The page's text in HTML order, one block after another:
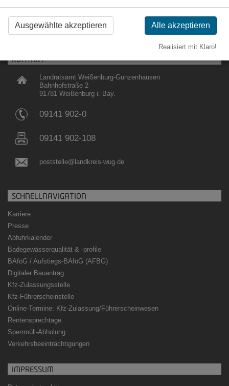
KONTAKT
Landratsamt Weißenburg-Gunzenhausen
Bahnhofstraße 2
91781 Weißenburg i. Bay.
09141 902-0
09141 902-108
poststelle@landkreis-wug.de
SCHNELLNAVIGATION
Karriere
Presse
Abfuhrkalender
Badegewässerqualität & -profile
BAföG / Aufstiegs-BAföG (AFBG)
Digitaler Bauantrag
Kfz-Zulassungsstelle
Kfz-Führerscheinstelle
Online-Termine: Kfz-Zulassung/Führerscheinwesen
Rentensprechtage
Sperrmüll-Abholung
Verkehrsbeeinträchtigungen
IMPRESSUM
Ausgewählte akzeptieren Alle akzeptieren
Realisiert mit Klaro!